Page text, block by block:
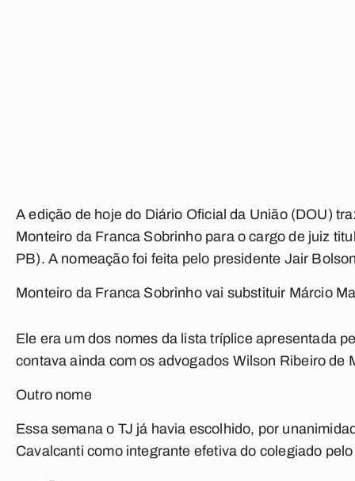
A edição de hoje do Diário Oficial da União (DOU)
Monteiro da Franca Sobrinho para o cargo de juiz
PB). A nomeação foi feita pelo presidente Jair
Monteiro da Franca Sobrinho vai substituir Márcio
Ele era um dos nomes da lista tríplice apresentada
contava ainda com os advogados Wilson Ribeiro
Outro nome
Essa semana o TJ já havia escolhido, por
Cavalcanti como integrante efetiva do colegiado